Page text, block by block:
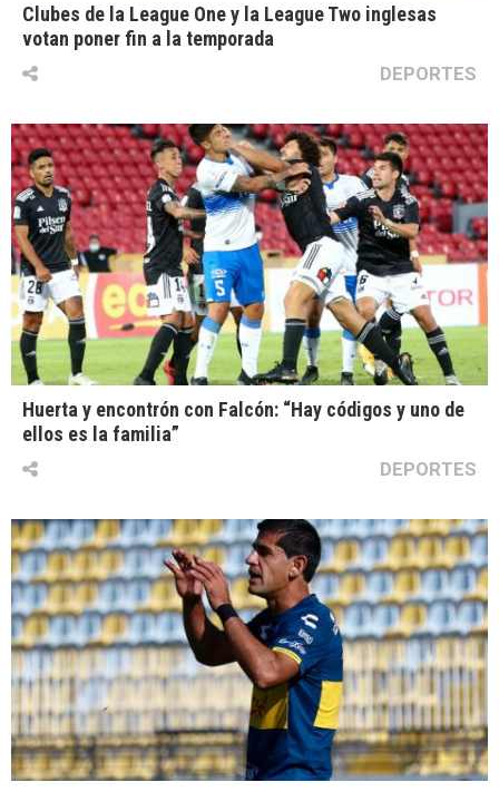
Clubes de la League One y la League Two inglesas
votan poner fin a la temporada
DEPORTES
Huerta y encontrón con Falcón: “Hay códigos y uno de
ellos es la familia”
DEPORTES